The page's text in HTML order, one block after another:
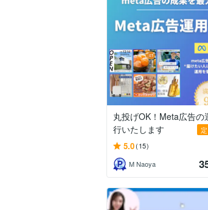
丸投げOK！Meta広告の
行いたします
5.0(15)
M Naoya